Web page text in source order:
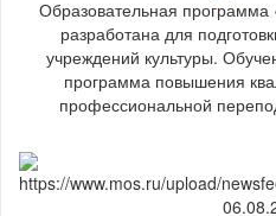
Образовательная
разработана для
учреждений культуры.
программа повышения
профессиональной